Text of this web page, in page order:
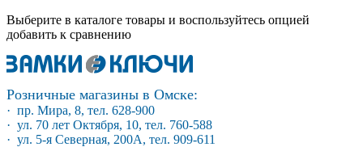
Выберите в каталоге товары и воспользуйтесь опцией
добавить к сравнению
Розничные магазины в Омске:
· пр. Мира, 8, тел. 628-900
· ул. 70 лет Октября, 10, тел. 760-588
· ул. 5-я Северная, 200А, тел. 909-611